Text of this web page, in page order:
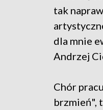
tak
dla mnie
Andrzej
Chór
brzmień",